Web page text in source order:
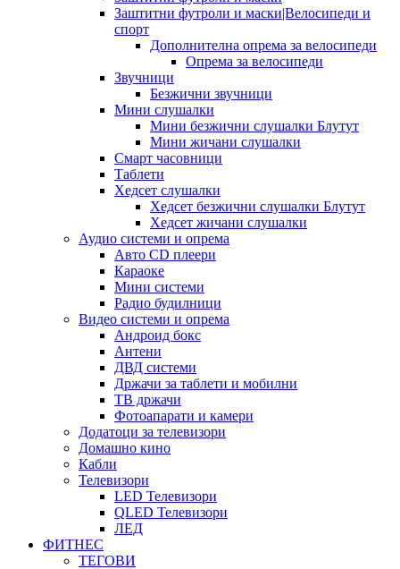
Заштитни футроли и маски|Велосипеди и
спорт
Дополнителна опрема за велосипеди
Опрема за велосипеди
Звучници
Безжични звучници
Мини слушалки
Мини безжични слушалки Блутут
Мини жичани слушалки
Смарт часовници
Таблети
Хедсет слушалки
Хедсет безжични слушалки Блутут
Хедсет жичани слушалки
Аудио системи и опрема
Авто CD плеери
Караоке
Мини системи
Радио будилници
Видео системи и опрема
Андроид бокс
Антени
ДВД системи
Држачи за таблети и мобилни
ТВ држачи
Фотоапарати и камери
Додатоци за телевизори
Домашно кино
Кабли
Телевизори
LED Телевизори
QLED Телевизори
ЛЕД
ФИТНЕС
ТЕГОВИ